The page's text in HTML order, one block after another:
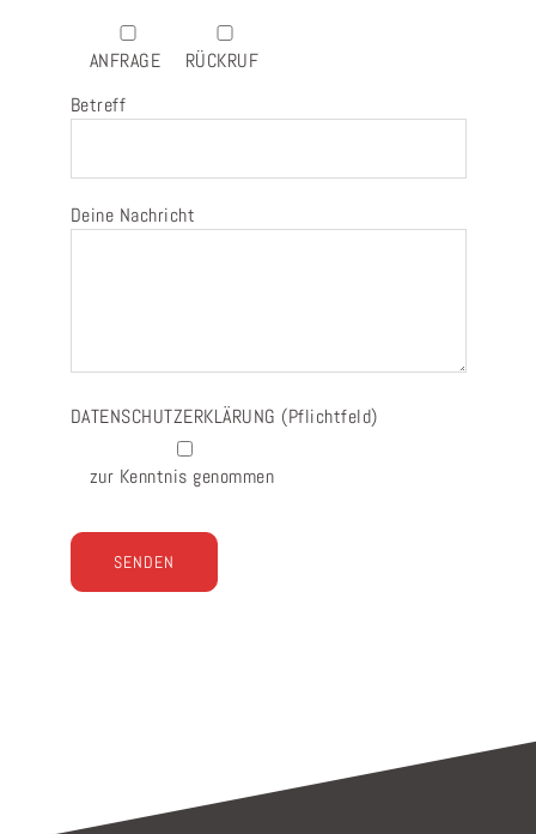
ANFRAGE
RÜCKRUF
Betreff
Deine Nachricht
DATENSCHUTZERKLÄRUNG (Pflichtfeld)
zur Kenntnis genommen